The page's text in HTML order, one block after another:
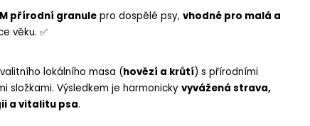
přírodní granule pro dospělé psy, vhodné pro malá a
věku. ✅
lokálního masa (hovězí a krůtí) s přírodními
složkami. Výsledkem je harmonicky vyvážená strava,
a vitalitu psa.